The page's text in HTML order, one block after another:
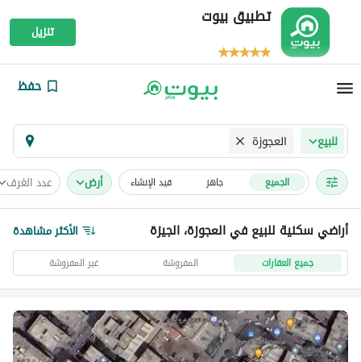
تطبيق بيوت
تنزيل
حفظ
للبيع العجوزة
الجميع جاهز قيد الإنشاء أرض عدد الغرف
أراضي سكنية للبيع في العجوزة، الجيزة الأكثر مشاهدة
جميع العقارات المفروشة غير المفروشة